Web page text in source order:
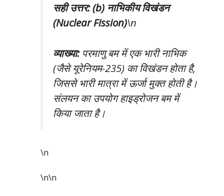
सही उत्तर: (b) नाभिकीय विखंडन
(Nuclear Fission)\n
व्याख्या:परमाणु बम में एक भारी नाभिक
(जैसे यूरेनियम-235) का विखंडन होता है,
जिससे भारी मात्रा में ऊर्जा मुक्त होती है।
संलयन का उपयोग हाइड्रोजन बम में
किया जाता है।
\n
\n\n